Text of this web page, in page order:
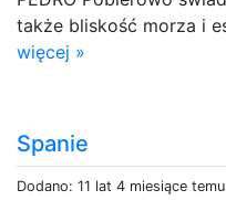
także bliskość morza i
więcej »
Spanie
Dodano: 11 lat 4 miesiące temu